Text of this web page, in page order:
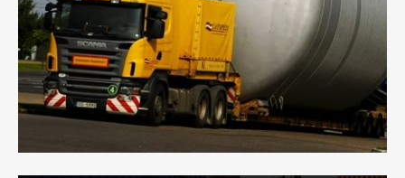
- Перевозка техники и негабаритных грузов
осуществляется после получения разрешения на
перевозку (обычно 7-14 дней).
- Тайгер Логистик в короткие сроки поможет вам
качественно и безопасно перевезти негабаритные
грузы по всей России тралом, манипулятором и
другим транспортом и подобрать оптимальный